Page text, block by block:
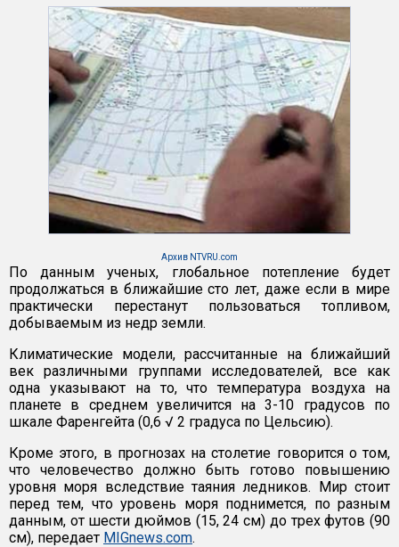
Архив NTVRU.com
По данным ученых, глобальное потепление будет
продолжаться в ближайшие сто лет, даже если в мире
практически перестанут пользоваться топливом,
добываемым из недр земли.
Климатические модели, рассчитанные на ближайший
век различными группами исследователей, все как
одна указывают на то, что температура воздуха на
планете в среднем увеличится на 3-10 градусов по
шкале Фаренгейта (0,6 √ 2 градуса по Цельсию).
Кроме этого, в прогнозах на столетие говорится о том,
что человечество должно быть готово повышению
уровня моря вследствие таяния ледников. Мир стоит
перед тем, что уровень моря поднимется, по разным
данным, от шести дюймов (15, 24 см) до трех футов (90
см), передает MIGnews.com.